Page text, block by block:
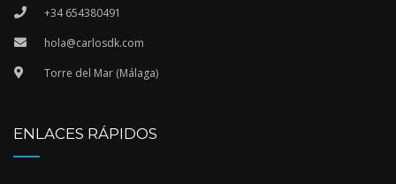
+34 654380491
hola@carlosdk.com
Torre del Mar (Málaga)
ENLACES RÁPIDOS